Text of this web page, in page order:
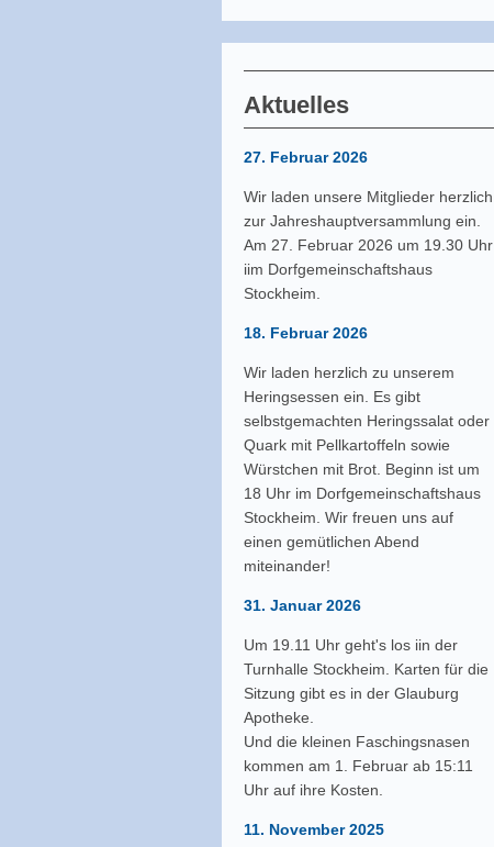
Aktuelles
27. Februar 2026
Wir laden unsere Mitglieder herzlich
zur Jahreshauptversammlung ein.
Am 27. Februar 2026 um 19.30 Uhr
iim Dorfgemeinschaftshaus
Stockheim.
18. Februar 2026
Wir laden herzlich zu unserem
Heringsessen ein. Es gibt
selbstgemachten Heringssalat oder
Quark mit Pellkartoffeln sowie
Würstchen mit Brot. Beginn ist um
18 Uhr im Dorfgemeinschaftshaus
Stockheim. Wir freuen uns auf
einen gemütlichen Abend
miteinander!
31. Januar 2026
Um 19.11 Uhr geht's los iin der
Turnhalle Stockheim. Karten für die
Sitzung gibt es in der Glauburg
Apotheke.
Und die kleinen Faschingsnasen
kommen am 1. Februar ab 15:11
Uhr auf ihre Kosten.
11. November 2025